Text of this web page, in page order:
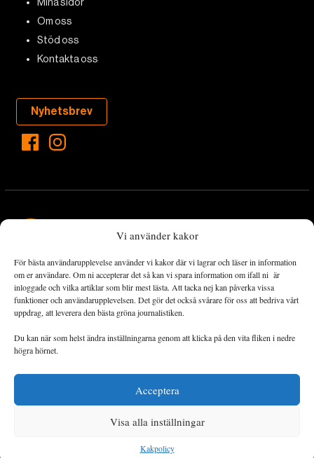
Vi använder kakor
För bästa användarupplevelse använder vi kakor där vi lagrar och läser in information
om er användare. Om ni accepterar det så kan vi spara information om ifall ni är
inloggade och vilka artiklar som blir mest lästa. Att tacka nej kan påverka vissa
funktioner och användarupplevelsen. Det gör det också svårare för oss att bedriva vårt
uppdrag, att leverera den bästa gröna journalistiken.
Du kan när som helst ändra inställningarna genom att klicka på den vita fliken i nedre
högra hörnet.
Acceptera
Visa alla inställningar
Kakpolicy
Mina sidor
Om oss
Stöd oss
Kontakta oss
Nyhetsbrev
Landets Fria Tidning är en nyhetstidning med bred bevakning av
det viktigaste som händer lokalt och globalt och med fokus på
omställningsrörelsen. En omställning till ett hållbart samhälle går
både via starka och lika rättigheter för alla människor, minskade
ekonomiska och sociala klyftor, samt utrymme för allt levande att
utvecklas och frodas.